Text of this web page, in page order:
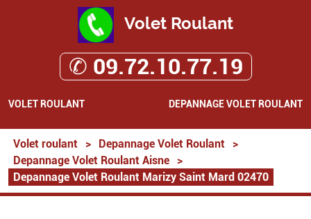
Volet Roulant
✆ 09.72.10.77.19
VOLET ROULANT DEPANNAGE VOLET ROULANT
Volet roulant > Depannage Volet Roulant
>
Depannage Volet Roulant Aisne
>
Depannage Volet Roulant Marizy Saint Mard 02470